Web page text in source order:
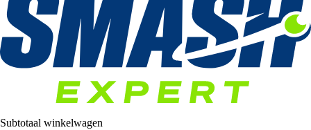
Subtotaal winkelwagen